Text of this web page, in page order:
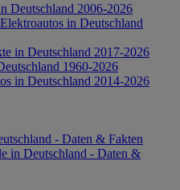
Deutschland 2006-2026
in Deutschland
in Deutschland 2017-2026
1960-2026
in Deutschland 2014-2026
- Daten & Fakten
in Deutschland - Daten &